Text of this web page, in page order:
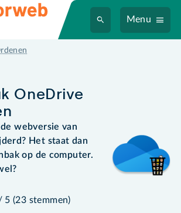
Menu
OneDrive
webversie van
Het staat dan
op de computer.
5 (23 stemmen)